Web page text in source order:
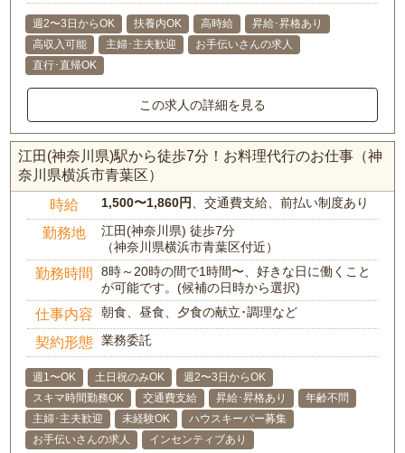
週2〜3日からOK 扶養内OK 高時給
昇給･昇格あり
高収入可能
主婦･主夫歓迎
お手伝いさんの求人
直行･直帰OK
この求人の詳細を見る
江田(神奈川県)駅から徒歩7分！お料理代行のお仕事（神
奈川県横浜市青葉区）
時給 1,500〜1,860円 、交通費支給、前払い制度あり
勤務地
江田(神奈川県) 徒歩7分
（神奈川県横浜市青葉区付近）
勤務時間
8時～20時の間で1時間〜、好きな日に働くこと
が可能です。(候補の日時から選択)
仕事内容 朝食、昼食、夕食の献立･調理など
契約形態 業務委託
週1〜OK 土日祝のみOK
週2〜3日からOK
スキマ時間勤務OK
交通費支給 昇給･昇格あり
年齢不問
主婦･主夫歓迎
未経験OK
ハウスキーパー募集
お手伝いさんの求人
インセンティブあり